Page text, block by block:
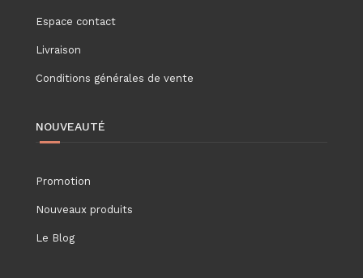
Espace contact
Livraison
Conditions générales de vente
NOUVEAUTÉ
Promotion
Nouveaux produits
Le Blog